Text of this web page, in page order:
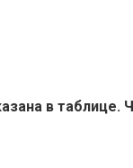
в таблице.